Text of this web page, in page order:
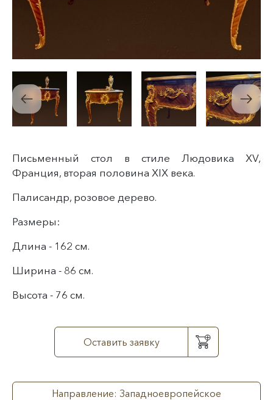
Письменный стол в стиле Людовика XV,
Франция, вторая половина XIX века.
Палисандр, розовое дерево.
Размеры:
Длина - 162 см.
Ширина - 86 см.
Высота - 76 см.
Оставить заявку
Направление: Западноевропейское